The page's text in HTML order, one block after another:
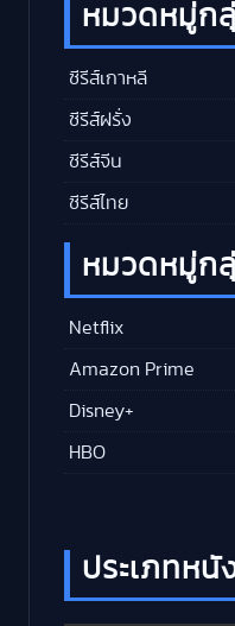
หมวดหมู่ก
ซีรีส์เกาหลี
ซีรีส์ฝรั่ง
ซีรีส์จีน
ซีรีส์ไทย
หมวดหมู่ก
Netflix
Amazon Prime
Disney+
HBO
ประเภทหนั